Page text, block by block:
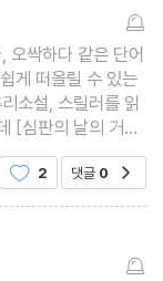
오싹하다 같은 단어
게 떠올릴 수 있는
소설, 스릴러를 읽
[심판의 날의 거장]
지 이 '으스스하다,
대체로 독서를 새
2 댓글 0